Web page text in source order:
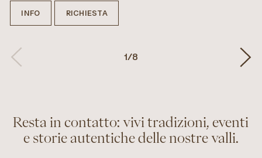
INFO RICHIESTA
1/8
Resta in contatto: vivi tradizioni, eventi
e storie autentiche delle nostre valli.